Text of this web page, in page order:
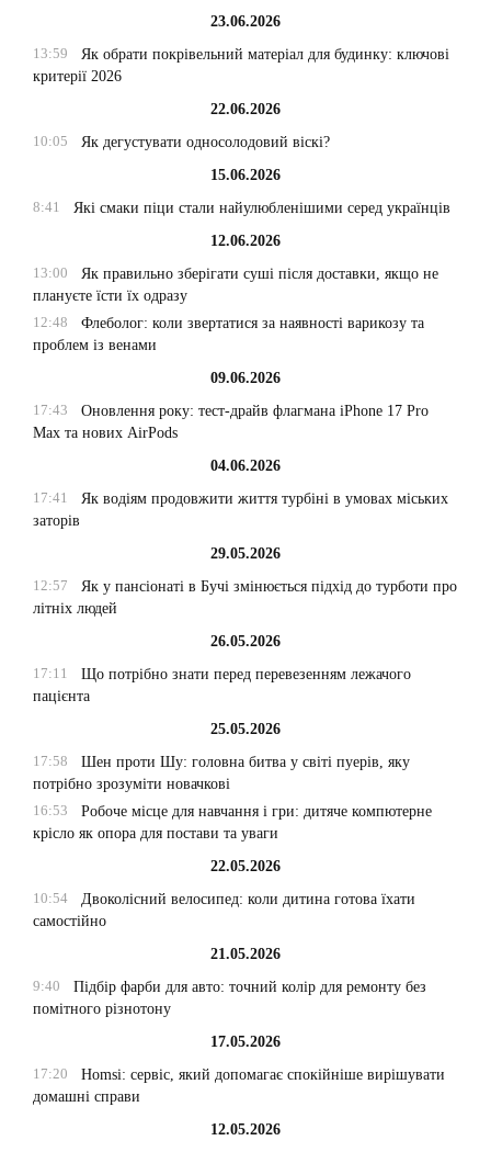
23.06.2026
13:59
Як обрати покрівельний матеріал для будинку: ключові
критерії 2026
22.06.2026
10:05
Як дегустувати односолодовий віскі?
15.06.2026
8:41
Які смаки піци стали найулюбленішими серед українців
12.06.2026
13:00
Як правильно зберігати суші після доставки, якщо не
плануєте їсти їх одразу
12:48
Флеболог: коли звертатися за наявності варикозу та
проблем із венами
09.06.2026
17:43
Оновлення року: тест-драйв флагмана iPhone 17 Pro
Max та нових AirPods
04.06.2026
17:41
Як водіям продовжити життя турбіні в умовах міських
заторів
29.05.2026
12:57
Як у пансіонаті в Бучі змінюється підхід до турботи про
літніх людей
26.05.2026
17:11
Що потрібно знати перед перевезенням лежачого
пацієнта
25.05.2026
17:58
Шен проти Шу: головна битва у світі пуерів, яку
потрібно зрозуміти новачкові
16:53
Робоче місце для навчання і гри: дитяче компютерне
крісло як опора для постави та уваги
22.05.2026
10:54
Двоколісний велосипед: коли дитина готова їхати
самостійно
21.05.2026
9:40
Підбір фарби для авто: точний колір для ремонту без
помітного різнотону
17.05.2026
17:20
Homsi: сервіс, який допомагає спокійніше вирішувати
домашні справи
12.05.2026